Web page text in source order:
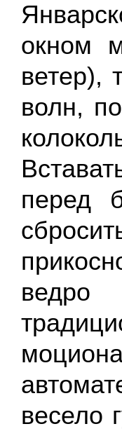
окном
ветер),
волн,
перед
весело